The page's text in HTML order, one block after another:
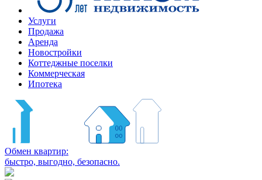
Услуги
Продажа
Аренда
Новостройки
Коттеджные поселки
Коммерческая
Ипотека
Обмен квартир:
быстро, выгодно, безопасно.